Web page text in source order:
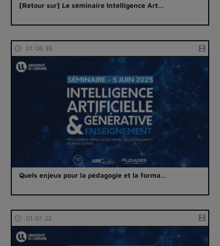
[Retour sur] Le séminaire Intelligence Art…
01:06:35
Quels enjeux pour la pédagogie et la forma…
01:01:22